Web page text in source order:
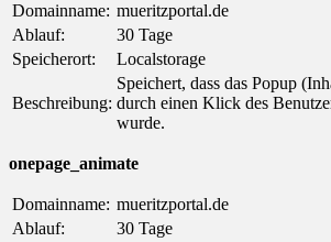
Domainname: mueritzportal.de
Ablauf:
30 Tage
Speicherort:
Localstorage
Beschreibung:
Speichert, dass das Popup
durch einen Klick des
wurde.
onepage_animate
Domainname: mueritzportal.de
Ablauf:
30 Tage